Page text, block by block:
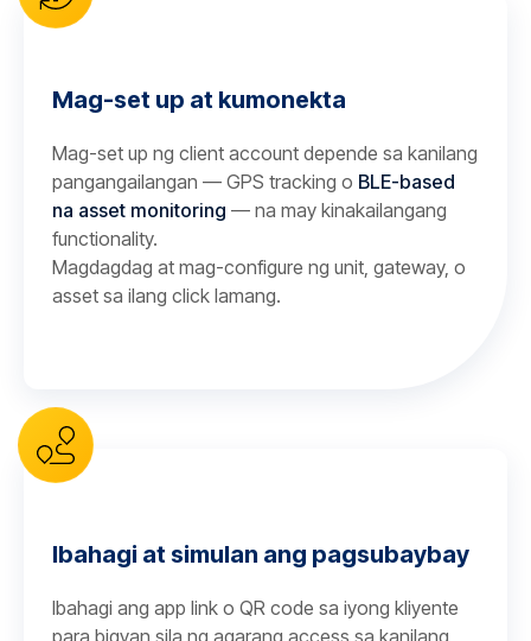
Mag-set up at kumonekta
Mag-set up ng client account depende sa kanilang
pangangailangan — GPS tracking o BLE-based
na asset monitoring — na may kinakailangang
functionality.
Magdagdag at mag-configure ng unit, gateway, o
asset sa ilang click lamang.
Ibahagi at simulan ang pagsubaybay
Ibahagi ang app link o QR code sa iyong kliyente
para bigyan sila ng agarang access sa kanilang